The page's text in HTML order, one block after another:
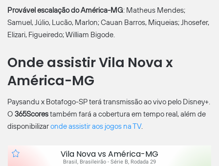
Provável escalação do América-MG: Matheus Mendes;
Samuel, Júlio, Lucão, Marlon; Cauan Barros, Miqueias; Jhosefer,
Elizari, Figueiredo; William Bigode.
Onde assistir Vila Nova x
América-MG
Paysandu x Botafogo-SP terá transmissão ao vivo pelo Disney+.
O 365Scorestambém fará a cobertura em tempo real, além de
disponibilizaronde assistir aos jogos na TV.
Vila Nova vs América-MG
Brasil, Brasileirão - Série B, Rodada 29